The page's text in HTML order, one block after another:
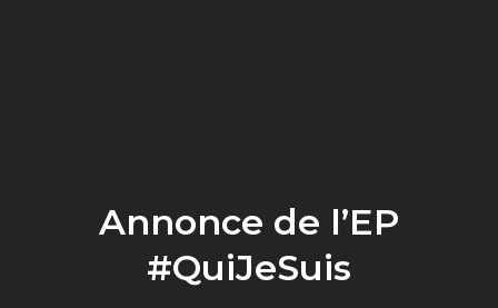
Annonce de l’EP
#QuiJeSuis